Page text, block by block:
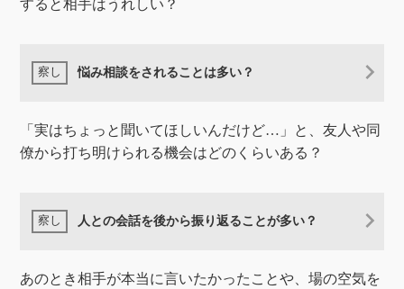
すると相手はうれしい？
悩み相談をされることは多い？
「実はちょっと聞いてほしいんだけど…」と、友人や同
僚から打ち明けられる機会はどのくらいある？
人との会話を後から振り返ることが多い？
あのとき相手が本当に言いたかったことや、場の空気を